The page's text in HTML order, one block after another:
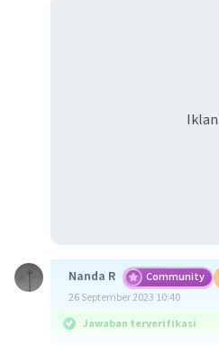
Iklan
Nanda R Community
26 September 2023 10:40
Jawaban terverifikasi